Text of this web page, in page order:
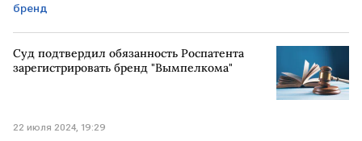
бренд
Суд подтвердил обязанность Роспатента
зарегистрировать бренд "Вымпелкома"
22 июля 2024, 19:29